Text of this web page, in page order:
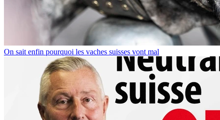
On sait enfin pourquoi les vaches suisses vont mal